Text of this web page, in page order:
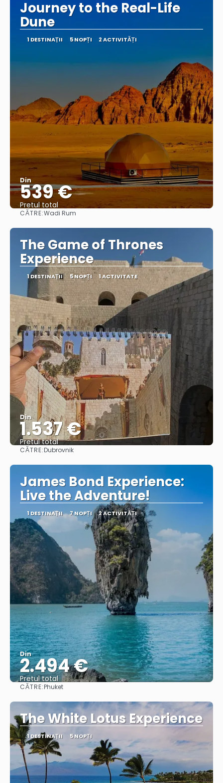
Journey to the Real-Life
Dune
1 DESTINAŢII 5 NOPȚI 2 ACTIVITĂȚI
Din
539 €
Pretul total
CĂTRE:Wadi Rum
The Game of Thrones
Experience
1 DESTINAŢII 5 NOPȚI 1 ACTIVITATE
Din
1.537 €
Pretul total
CĂTRE:Dubrovnik
James Bond Experience:
Live the Adventure!
1 DESTINAŢII 7 NOPȚI 2 ACTIVITĂȚI
Din
2.494 €
Pretul total
CĂTRE:Phuket
The White Lotus Experience
1 DESTINAŢII 5 NOPȚI